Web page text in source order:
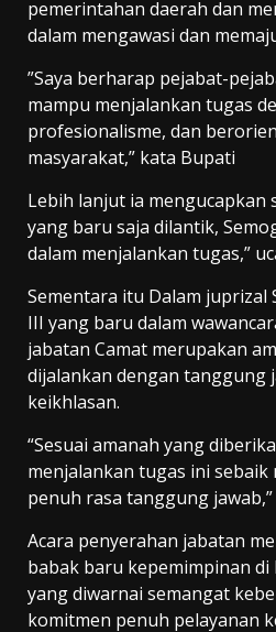
pemerintahan daerah dan
dalam mengawasi dan
”Saya berharap pejabat-
mampu menjalankan tugas
profesionalisme, dan
masyarakat,” kata Bupati
Lebih lanjut ia mengucapkan
yang baru saja dilantik,
dalam menjalankan tugas,”
Sementara itu Dalam juprizal
III yang baru dalam
jabatan Camat merupakan
dijalankan dengan tanggung
keikhlasan.
“Sesuai amanah yang
menjalankan tugas ini
penuh rasa tanggung jawab,”
Acara penyerahan jabatan
babak baru kepemimpinan di
yang diwarnai semangat
komitmen penuh pelayanan